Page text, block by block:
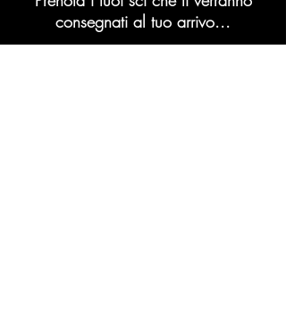
consegnati al tuo arrivo...